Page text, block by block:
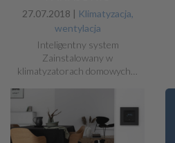
27.07.2018 | Klimatyzacja,
wentylacja
Inteligentny system
Zainstalowany w
klimatyzatorach domowych…